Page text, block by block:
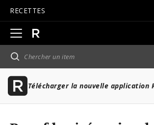
RECETTES
Ouvrir
la
navigation
principale
Télécharger la nouvelle application